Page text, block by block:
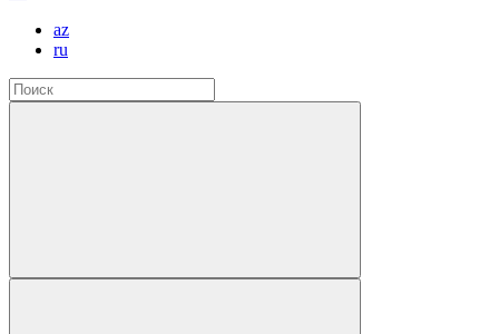
az
ru